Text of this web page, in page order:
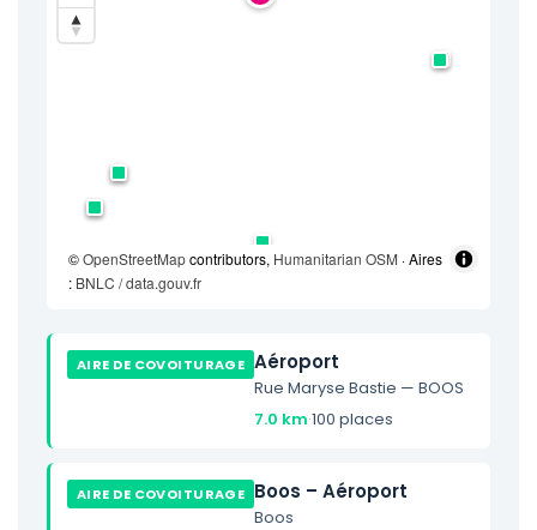
©OpenStreetMapcontributors, Humanitarian OSM · Aires
: BNLC / data.gouv.fr
AIRE DE COVOITURAGE Aéroport
Rue Maryse Bastie — BOOS
7.0 km·100 places
AIRE DE COVOITURAGE Boos – Aéroport
Boos